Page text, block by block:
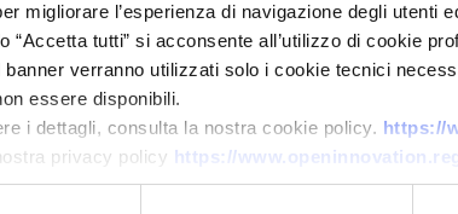
migliorare l’esperienza di navigazione degli
“Accetta tutti” si acconsente all’utilizzo di cookie
banner verranno utilizzati solo i cookie tecnici
essere disponibili.
i dettagli, consulta la nostra cookie policy. https://
privacy policy https://
camion
Offerta commerciale
Software Defined
applicazioni nella
ID EEN: